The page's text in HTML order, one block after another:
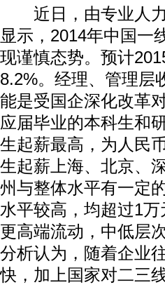
近日，由专业人力
显示，2014年中国一
现谨慎态势。预计
8.2%。经理、管理层
能是受国企深化改革
应届毕业的本科生和
生起薪最高，为人民
生起薪上海、北京、
州与整体水平有一定
水平较高，均超过1
更高端流动，中低层
分析认为，随着企业
快，加上国家对二三
动物系恋人啊 |